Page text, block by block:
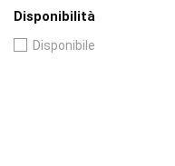
Disponibilità
Disponibile